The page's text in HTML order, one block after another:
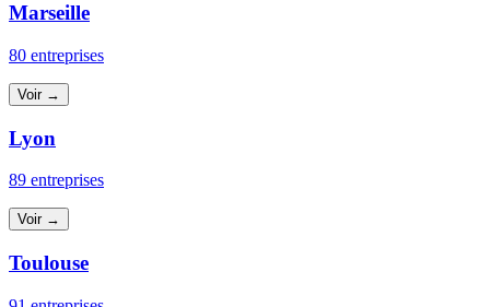
Marseille
80 entreprises
Voir →
Lyon
89 entreprises
Voir →
Toulouse